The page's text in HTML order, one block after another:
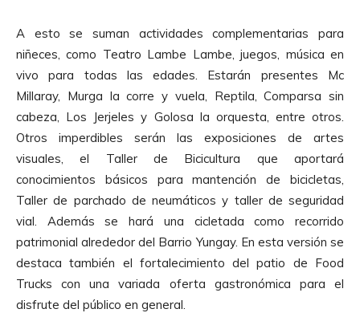
A esto se suman actividades complementarias para
niñeces, como Teatro Lambe Lambe, juegos, música en
vivo para todas las edades. Estarán presentes Mc
Millaray, Murga la corre y vuela, Reptila, Comparsa sin
cabeza, Los Jerjeles y Golosa la orquesta, entre otros.
Otros imperdibles serán las exposiciones de artes
visuales, el Taller de Bicicultura que aportará
conocimientos básicos para mantención de bicicletas,
Taller de parchado de neumáticos y taller de seguridad
vial. Además se hará una cicletada como recorrido
patrimonial alrededor del Barrio Yungay. En esta versión se
destaca también el fortalecimiento del patio de Food
Trucks con una variada oferta gastronómica para el
disfrute del público en general.